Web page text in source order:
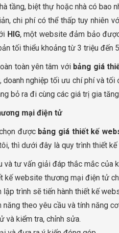
tầng, biệt thự hoặc nhà có
chi phí có thể thấp tuy nhiên
HIG, một website đảm bảo
tối thiểu khoảng từ 3 triệu đến
toàn yên tâm với bảng giá
doanh nghiệp tối ưu chí phí và
bỏ ra đi cùng các giá trị gia
mại điện tử
được bảng giá thiết kế
thì dưới đây là quy trình thiết
và tư vấn giải đáp thắc mắc của
kế website thương mại điện tử
trình sẽ tiến hành thiết kế
năng theo yêu cầu và tính năng
và kiểm tra, chỉnh sửa.